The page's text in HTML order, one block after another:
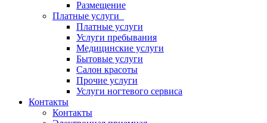
Размещение
Платные услуги
Платные услуги
Услуги пребывания
Медицинские услуги
Бытовые услуги
Салон красоты
Прочие услуги
Услуги ногтевого сервиса
Контакты
Контакты